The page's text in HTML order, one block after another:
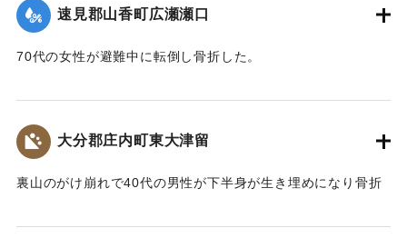
町、議会、町民はこれが復旧に全精力を傾注 爾来三年間こ
こに災害の完全復旧をみる 要した公共災害復旧事業費 約
二一億円
県の御援助と町議会並びに関係機関の労苦に感謝し後世にふ
たたび大災害を蒙ることのないよう祈念してここに災害復興
の記念碑を建立する
山香町長 渡辺政男
速見郡山香町広瀬瀬口
70代の女性が避難中に転倒し骨折した。
｜固有コード:00857035
大分郡庄内町東大津留
裏山のがけ崩れで40代の男性が下半身が生き埋めになり骨折